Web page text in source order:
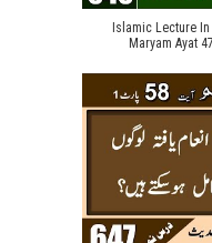
Islamic Lecture